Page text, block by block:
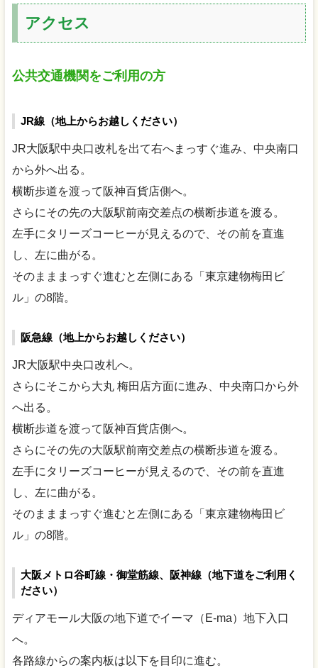
アクセス
公共交通機関をご利用の方
JR線（地上からお越しください）
JR大阪駅中央口改札を出て右へまっすぐ進み、中央南口
から外へ出る。
横断歩道を渡って阪神百貨店側へ。
さらにその先の大阪駅前南交差点の横断歩道を渡る。
左手にタリーズコーヒーが見えるので、その前を直進
し、左に曲がる。
そのまままっすぐ進むと左側にある「東京建物梅田ビ
ル」の8階。
阪急線（地上からお越しください）
JR大阪駅中央口改札へ。
さらにそこから大丸 梅田店方面に進み、中央南口から外
へ出る。
横断歩道を渡って阪神百貨店側へ。
さらにその先の大阪駅前南交差点の横断歩道を渡る。
左手にタリーズコーヒーが見えるので、その前を直進
し、左に曲がる。
そのまままっすぐ進むと左側にある「東京建物梅田ビ
ル」の8階。
大阪メトロ谷町線・御堂筋線、阪神線（地下道をご利用く
ださい）
ディアモール大阪の地下道でイーマ（E-ma）地下入口
へ。
各路線からの案内板は以下を目印に進む。